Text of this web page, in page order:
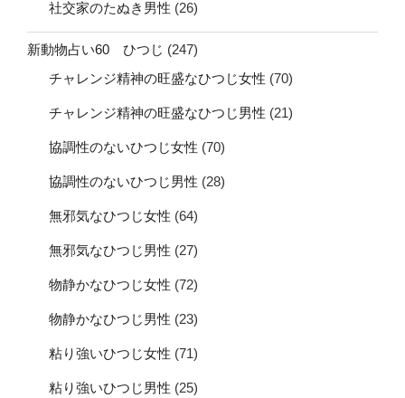
社交家のたぬき男性 (26)
新動物占い60 ひつじ (247)
チャレンジ精神の旺盛なひつじ女性 (70)
チャレンジ精神の旺盛なひつじ男性 (21)
協調性のないひつじ女性 (70)
協調性のないひつじ男性 (28)
無邪気なひつじ女性 (64)
無邪気なひつじ男性 (27)
物静かなひつじ女性 (72)
物静かなひつじ男性 (23)
粘り強いひつじ女性 (71)
粘り強いひつじ男性 (25)